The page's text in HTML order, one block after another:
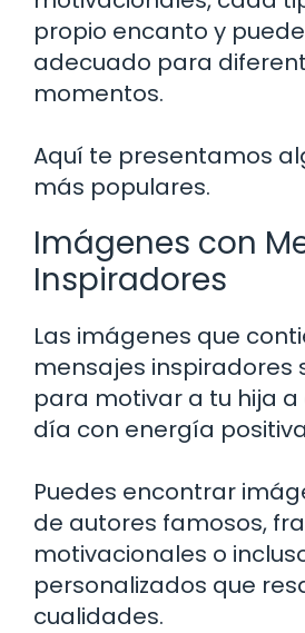
propio encanto y
adecuado para
momentos.
Aquí te presentamos
más populares.
Imágenes con
Inspiradores
Las imágenes que
mensajes inspiradores
para motivar a tu hija a
día con energía
Puedes encontrar
de autores famosos,
motivacionales o
personalizados que
cualidades.